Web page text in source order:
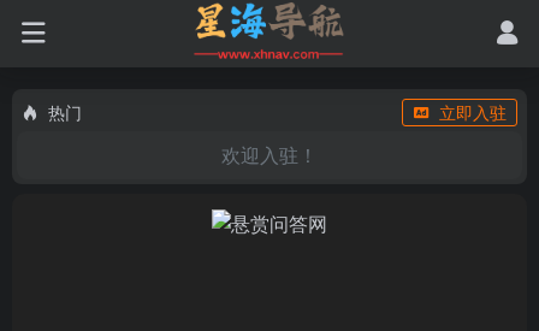
热门 立即入驻
欢迎入驻！